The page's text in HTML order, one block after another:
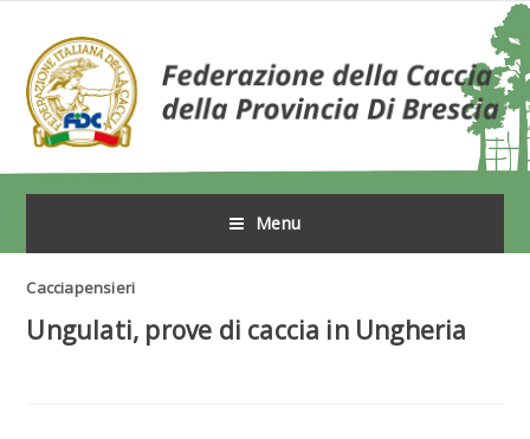
Menu
Cacciapensieri
Ungulati, prove di caccia in Ungheria